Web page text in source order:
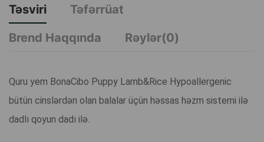
Təsviri
Təfərrüat
Brend Haqqında
Rəylər(0)
Quru yem BonaCibo Puppy Lamb&Rice Hypoallergenic
bütün cinslərdən olan balalar üçün həssas həzm sistemi ilə
dadlı qoyun dadı ilə.